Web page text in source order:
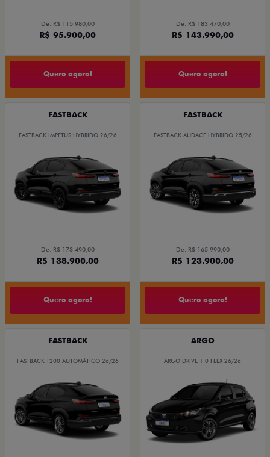
De: R$ 115.980,00
R$ 95.900,00
Quero agora!
De: R$ 183.470,00
R$ 143.990,00
Quero agora!
FASTBACK
FASTBACK IMPETUS HYBRIDO 26/26
De: R$ 173.490,00
R$ 138.900,00
Quero agora!
FASTBACK
FASTBACK AUDACE HYBRIDO 25/26
De: R$ 165.990,00
R$ 123.900,00
Quero agora!
FASTBACK
FASTBACK T200 AUTOMÁTICO 26/26
ARGO
ARGO DRIVE 1.0 FLEX 26/26